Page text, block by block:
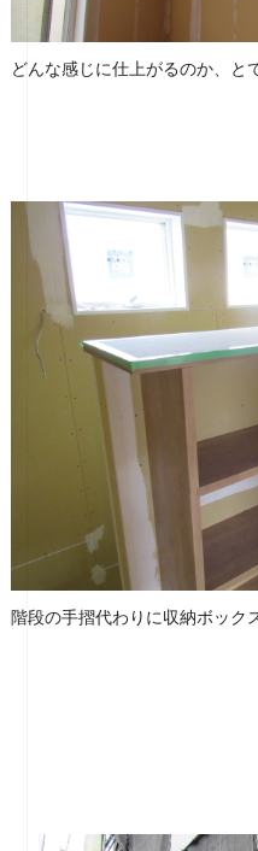
どんな感じに仕上がるのか、と
階段の手摺代わりに収納ボック